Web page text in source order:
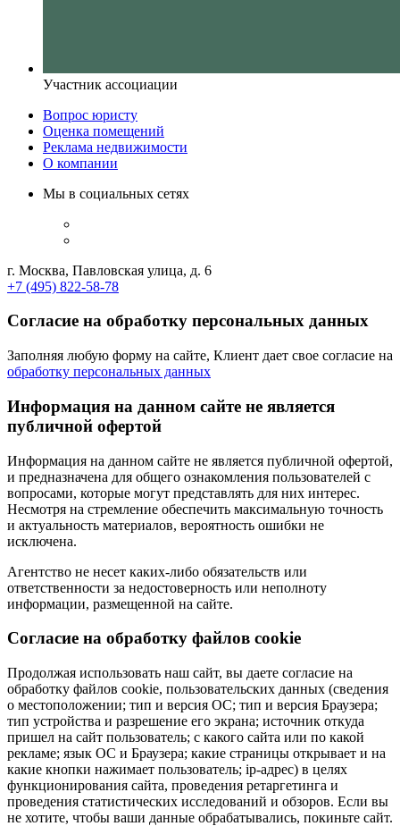
Участник ассоциации
Вопрос юристу
Оценка помещений
Реклама недвижимости
О компании
Мы в социальных сетях
г. Москва, Павловская улица, д. 6
+7 (495) 822-58-78
Согласие на обработку персональных данных
Заполняя любую форму на сайте, Клиент дает свое согласие на
обработку персональных данных
Информация на данном сайте не является
публичной офертой
Информация на данном сайте не является публичной офертой,
и предназначена для общего ознакомления пользователей с
вопросами, которые могут представлять для них интерес.
Несмотря на стремление обеспечить максимальную точность
и актуальность материалов, вероятность ошибки не
исключена.
Агентство не несет каких-либо обязательств или
ответственности за недостоверность или неполноту
информации, размещенной на сайте.
Cогласие на обработку файлов cookie
Продолжая использовать наш сайт, вы даете согласие на
обработку файлов cookie, пользовательских данных (сведения
о местоположении; тип и версия ОС; тип и версия Браузера;
тип устройства и разрешение его экрана; источник откуда
пришел на сайт пользователь; с какого сайта или по какой
рекламе; язык ОС и Браузера; какие страницы открывает и на
какие кнопки нажимает пользователь; ip-адрес) в целях
функционирования сайта, проведения ретаргетинга и
проведения статистических исследований и обзоров. Если вы
не хотите, чтобы ваши данные обрабатывались, покиньте сайт.